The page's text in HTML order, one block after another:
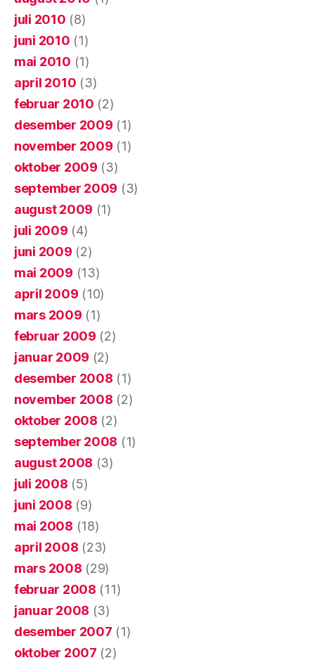
juli 2010 (8)
juni 2010 (1)
mai 2010 (1)
april 2010 (3)
februar 2010 (2)
desember 2009 (1)
november 2009 (1)
oktober 2009 (3)
september 2009 (3)
august 2009 (1)
juli 2009 (4)
juni 2009 (2)
mai 2009 (13)
april 2009 (10)
mars 2009 (1)
februar 2009 (2)
januar 2009 (2)
desember 2008 (1)
november 2008 (2)
oktober 2008 (2)
september 2008 (1)
august 2008 (3)
juli 2008 (5)
juni 2008 (9)
mai 2008 (18)
april 2008 (23)
mars 2008 (29)
februar 2008 (11)
januar 2008 (3)
desember 2007 (1)
oktober 2007 (2)